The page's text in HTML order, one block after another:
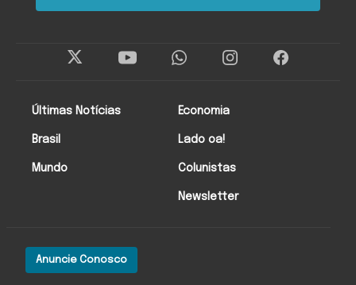
Anuncie Conosco
Últimas Notícias
Brasil
Mundo
Economia
Lado oa!
Colunistas
Newsletter